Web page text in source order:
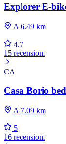
Explorer E-
A 6.49 km
4.7
15 recensioni
CA
Casa Borio
A 7.09 km
5
16 recensioni